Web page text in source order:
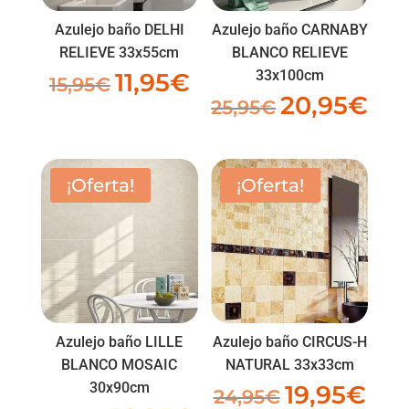
Azulejo baño DELHI
RELIEVE 33x55cm
15,95€ El
15,95€.
11,95€El
precio
11,95€.
Azulejo baño CARNABY
BLANCO RELIEVE
33x100cm
25,95€ El
era:
25,95€.
20,95€
es:
¡Oferta!
Azulejo baño LILLE
BLANCO MOSAIC
30x90cm
¡Oferta!
Azulejo baño CIRCUS-H
NATURAL 33x33cm
24,95€ El
19,95€El